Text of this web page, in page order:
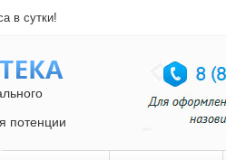
в сутки!
потенции